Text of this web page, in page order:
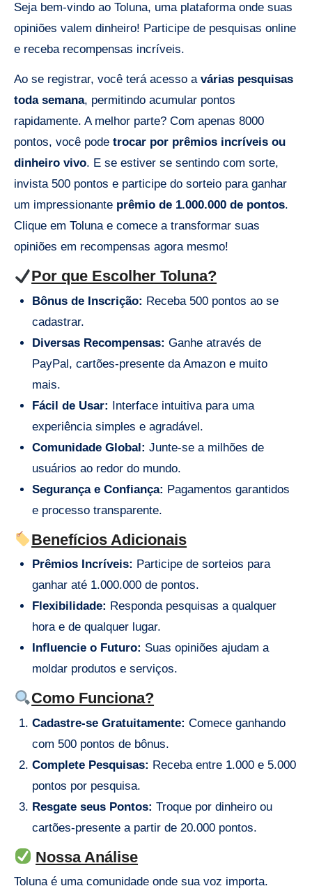
Seja bem-vindo ao Toluna, uma plataforma onde suas
opiniões valem dinheiro! Participe de pesquisas online
e receba recompensas incríveis.
Ao se registrar, você terá acesso a várias pesquisas
toda semana, permitindo acumular pontos
rapidamente. A melhor parte? Com apenas 8000
pontos, você pode trocar por prêmios incríveis ou
dinheiro vivo. E se estiver se sentindo com sorte,
invista 500 pontos e participe do sorteio para ganhar
um impressionante prêmio de 1.000.000 de pontos.
Clique em Toluna e comece a transformar suas
opiniões em recompensas agora mesmo!
Por que Escolher Toluna?
Bônus de Inscrição: Receba 500 pontos ao se
cadastrar.
Diversas Recompensas: Ganhe através de
PayPal, cartões-presente da Amazon e muito
mais.
Fácil de Usar: Interface intuitiva para uma
experiência simples e agradável.
Comunidade Global: Junte-se a milhões de
usuários ao redor do mundo.
Segurança e Confiança: Pagamentos garantidos
e processo transparente.
Benefícios Adicionais
Prêmios Incríveis: Participe de sorteios para
ganhar até 1.000.000 de pontos.
Flexibilidade: Responda pesquisas a qualquer
hora e de qualquer lugar.
Influencie o Futuro: Suas opiniões ajudam a
moldar produtos e serviços.
Como Funciona?
Cadastre-se Gratuitamente: Comece ganhando
com 500 pontos de bônus.
Complete Pesquisas: Receba entre 1.000 e 5.000
pontos por pesquisa.
Resgate seus Pontos: Troque por dinheiro ou
cartões-presente a partir de 20.000 pontos.
Nossa Análise
Toluna é uma comunidade onde sua voz importa.